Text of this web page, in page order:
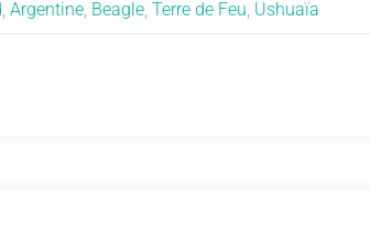
, Argentine, Beagle, Terre de Feu, Ushuaïa